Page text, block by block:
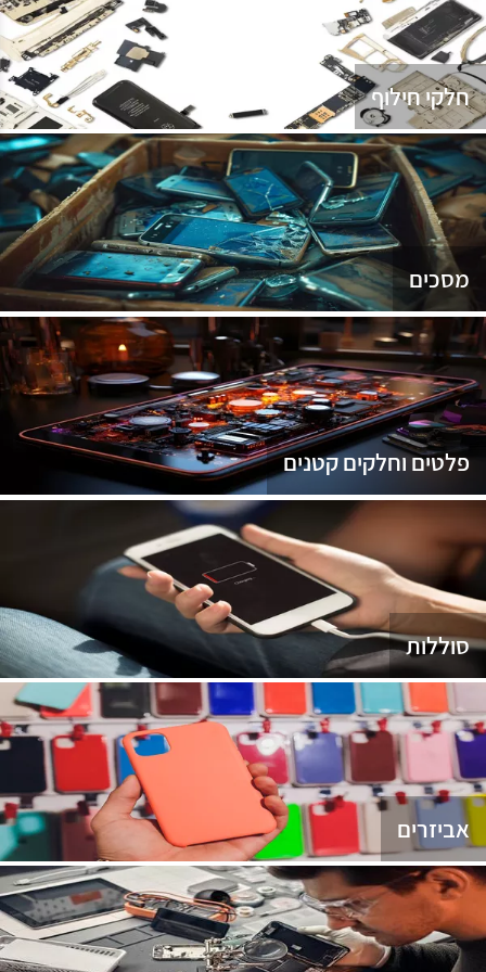
חלקי חילוף
מסכים
פלטים וחלקים קטנים
סוללות
אביזרים